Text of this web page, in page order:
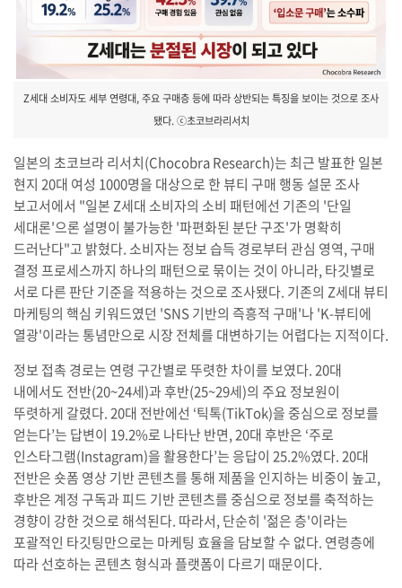
Z세대 소비자도 세부 연령대, 주요 구매층 등에 따라 상반되는 특징을 보이는 것으로 조사
됐다. ⓒ초코브라리서치
일본의 초코브라 리서치(Chocobra Research)는 최근 발표한 일본
현지 20대 여성 1000명을 대상으로 한 뷰티 구매 행동 설문 조사
보고서에서 "일본 Z세대 소비자의 소비 패턴에선 기존의 '단일
세대론'으론 설명이 불가능한 '파편화된 분단 구조'가 명확히
드러난다"고 밝혔다. 소비자는 정보 습득 경로부터 관심 영역, 구매
결정 프로세스까지 하나의 패턴으로 묶이는 것이 아니라, 타깃별로
서로 다른 판단 기준을 적용하는 것으로 조사됐다. 기존의 Z세대 뷰티
마케팅의 핵심 키워드였던 'SNS 기반의 즉흥적 구매'나 'K-뷰티에
열광'이라는 통념만으로 시장 전체를 대변하기는 어렵다는 지적이다.
정보 접촉 경로는 연령 구간별로 뚜렷한 차이를 보였다. 20대
내에서도 전반(20~24세)과 후반(25~29세)의 주요 정보원이
뚜렷하게 갈렸다. 20대 전반에선 ‘틱톡(TikTok)을 중심으로 정보를
얻는다’는 답변이 19.2%로 나타난 반면, 20대 후반은 ‘주로
인스타그램(Instagram)을 활용한다’는 응답이 25.2%였다. 20대
전반은 숏폼 영상 기반 콘텐츠를 통해 제품을 인지하는 비중이 높고,
후반은 계정 구독과 피드 기반 콘텐츠를 중심으로 정보를 축적하는
경향이 강한 것으로 해석된다. 따라서, 단순히 '젊은 층'이라는
포괄적인 타깃팅만으로는 마케팅 효율을 담보할 수 없다. 연령층에
따라 선호하는 콘텐츠 형식과 플랫폼이 다르기 때문이다.